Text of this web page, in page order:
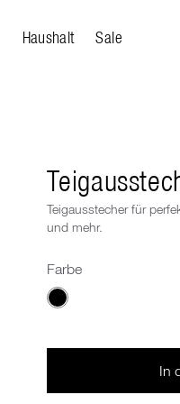
Haushalt Sale
Teigausstecher für
und mehr.
Farbe
Wähle eine Farbe
In